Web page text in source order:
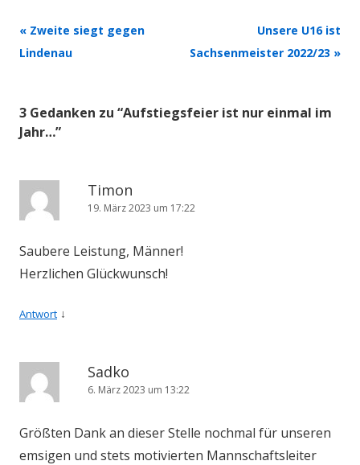
Beitrags-
Navigation
« Zweite siegt gegen
Lindenau
Unsere U16 ist
Sachsenmeister 2022/23 »
3 Gedanken zu “Aufstiegsfeier ist nur einmal im
Jahr…”
Timon
19. März 2023 um 17:22
Saubere Leistung, Männer!
Herzlichen Glückwunsch!
Antwort ↓
Sadko
6. März 2023 um 13:22
Größten Dank an dieser Stelle nochmal für unseren
emsigen und stets motivierten Mannschaftsleiter